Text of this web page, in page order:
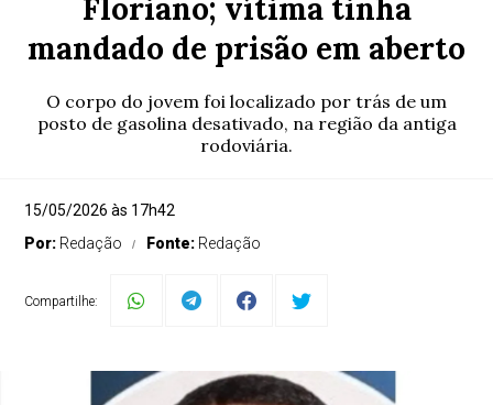
Floriano; vítima tinha
mandado de prisão em aberto
O corpo do jovem foi localizado por trás de um
posto de gasolina desativado, na região da antiga
rodoviária.
15/05/2026 às 17h42
Por: Redação Fonte: Redação
Compartilhe: